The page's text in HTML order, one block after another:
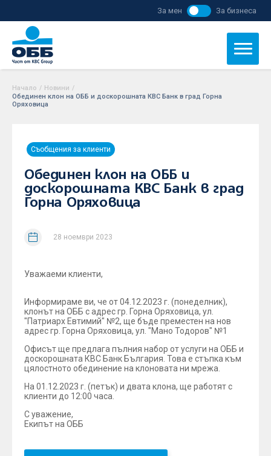
За мен За бизнеса
Начало / Новини /
Обединен клон на ОББ и доскорошната КBC Банк в град Горна
Оряховица
Съобщения за клиенти
Обединен клон на ОББ и
доскорошната КBC Банк в град
Горна Оряховица
28 ноември 2023
Уважаеми клиенти,
Информираме ви, че от 04.12.2023 г. (понеделник),
клонът на ОББ с адрес гр. Горна Оряховица, ул.
"Патриарх Евтимий" №2, ще бъде преместен на нов
адрес гр. Горна Оряховица, ул. "Мано Тодоров" №1
Офисът ще предлага пълния набор от услуги на ОББ и
доскорошната КВС Банк България. Това е стъпка към
цялостното обединение на клоновата ни мрежа.
На 01.12.2023 г. (петък) и двата клона, ще работят с
клиенти до 12:00 часа.
С уважение,
Екипът на ОББ